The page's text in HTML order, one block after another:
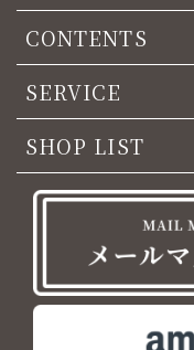
CONTENTS
SERVICE
SHOP LIST